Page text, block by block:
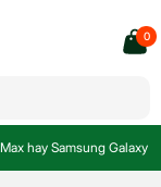
0
hay Samsung Galaxy